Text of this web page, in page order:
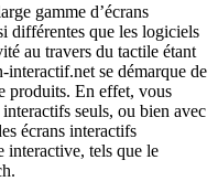
gamme d’écrans
différentes que les logiciels
au travers du tactile étant
se démarque de
produits. En effet, vous
seuls, ou bien avec
écrans interactifs
interactive, tels que le